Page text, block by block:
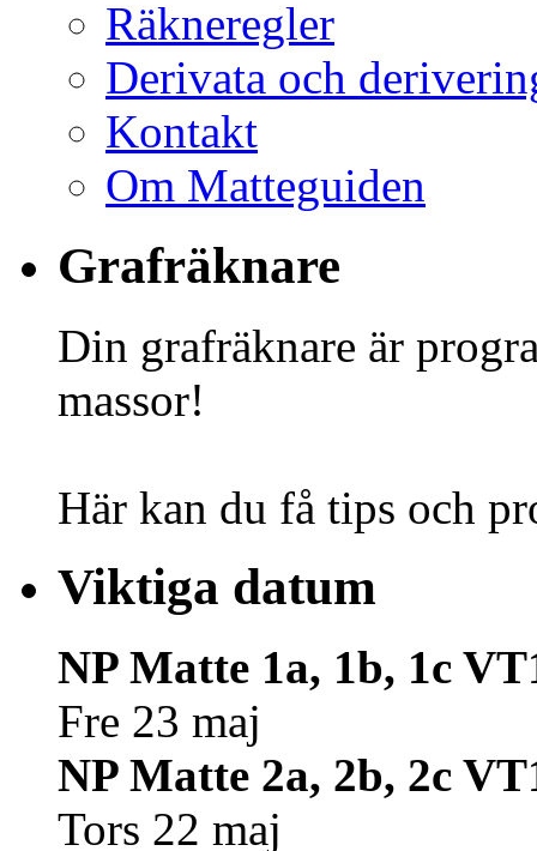
Räkneregler
Derivata och
Kontakt
Om Matteguiden
Grafräknare
Din grafräknare är
massor!
Här kan du få tips och
Viktiga datum
NP Matte 1a, 1b, 1c
Fre 23 maj
NP Matte 2a, 2b, 2c
Tors 22 maj